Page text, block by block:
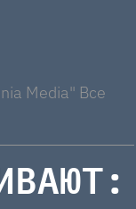
Media" Все